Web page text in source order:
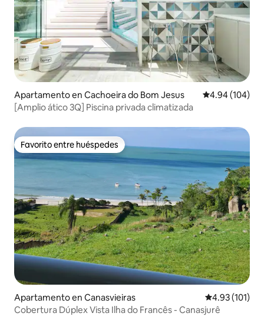
Apartamento en Cachoeira do Bom Jesus Calificación
4.94 (104)
[Amplio ático 3Q] Piscina privada climatizada
Favorito entre huéspedes
Favorito entre huéspedes
Apartamento en Canasvieiras Calificación
4.93 (101)
Cobertura Dúplex Vista Ilha do Francês - Canasjurê